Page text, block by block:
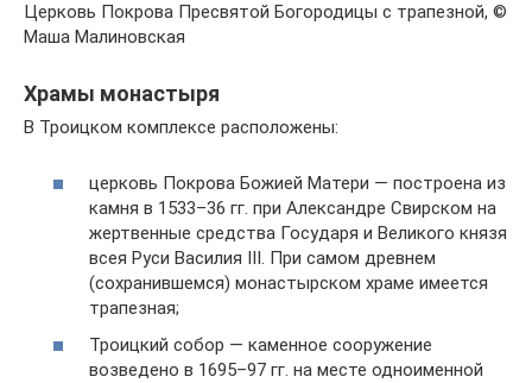
Церковь Покрова Пресвятой Богородицы с трапезной, ©
Маша Малиновская
Храмы монастыря
В Троицком комплексе расположены:
церковь Покрова Божией Матери — построена из
камня в 1533–36 гг. при Александре Свирском на
жертвенные средства Государя и Великого князя
всея Руси Василия III. При самом древнем
(сохранившемся) монастырском храме имеется
трапезная;
Троицкий собор — каменное сооружение
возведено в 1695–97 гг. на месте одноименной